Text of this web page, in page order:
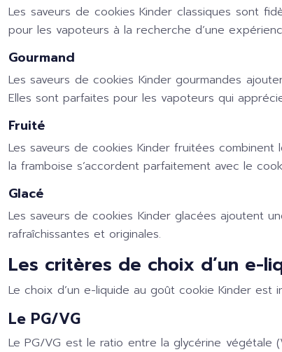
Les saveurs de cookies Kinder classiques sont
pour les vapoteurs à la recherche d’une
Gourmand
Les saveurs de cookies Kinder gourmandes
Elles sont parfaites pour les vapoteurs qui
Fruité
Les saveurs de cookies Kinder fruitées
la framboise s’accordent parfaitement avec le
Glacé
Les saveurs de cookies Kinder glacées ajoutent
rafraîchissantes et originales.
Les critères de choix d’un e-
Le choix d’un e-liquide au goût cookie Kinder
Le PG/VG
Le PG/VG est le ratio entre la glycérine végétale